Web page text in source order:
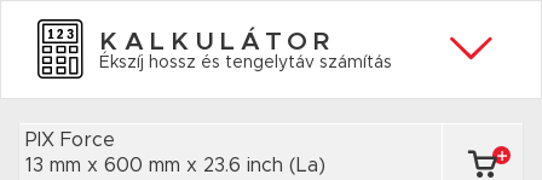
KALKULÁTOR
Ékszíj hossz és tengelytáv számítás
PIX Force
13 mm x 600 mm x 23.6 inch (La)